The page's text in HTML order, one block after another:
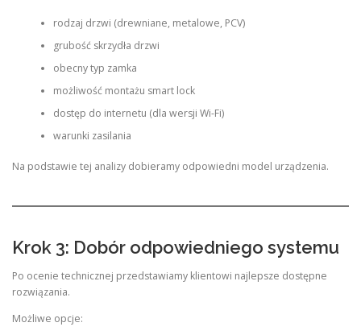
rodzaj drzwi (drewniane, metalowe, PCV)
grubość skrzydła drzwi
obecny typ zamka
możliwość montażu smart lock
dostęp do internetu (dla wersji Wi-Fi)
warunki zasilania
Na podstawie tej analizy dobieramy odpowiedni model urządzenia.
Krok 3: Dobór odpowiedniego systemu
Po ocenie technicznej przedstawiamy klientowi najlepsze dostępne
rozwiązania.
Możliwe opcje: